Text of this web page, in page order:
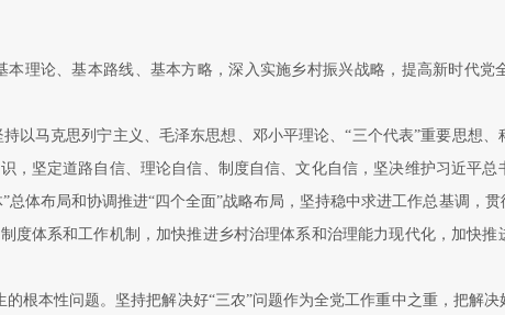
理论、基本路线、基本方略，深入实施乡村振兴战略，提高新时代党
以马克思列宁主义、毛泽东思想、邓小平理论、“三个代表”重要思想
坚定道路自信、理论自信、制度自信、文化自信，坚决维护习近平总
体布局和协调推进“四个全面”战略布局，坚持稳中求进工作总基调，
度体系和工作机制，加快推进乡村治理体系和治理能力现代化，加快
根本性问题。坚持把解决好“三农”问题作为全党工作重中之重，把解决